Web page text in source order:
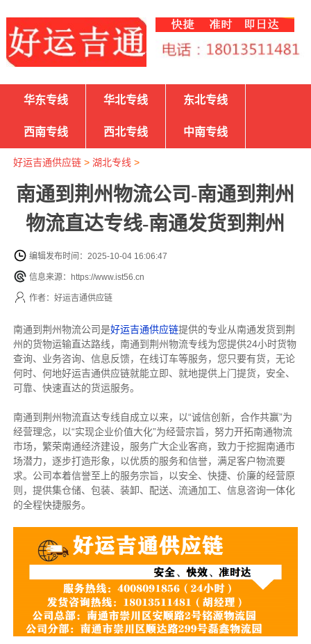
华东专线 华北专线 东北专线
西南专线 西北专线 中南专线
好运吉通供应链> 湖北专线 >
南通到荆州物流公司-南通到荆州
物流直达专线-南通发货到荆州
编辑发布时间：2025-10-04 16:06:47
信息来源：https://www.ist56.cn
作者：好运吉通供应链
南通到荆州物流公司是好运吉通供应链提供的专业从南通发货到荆
州的货物运输直达路线，南通到荆州物流专线为您提供24小时货物
查询、业务咨询、信息反馈，在线订车等服务，您只要有货，无论
何时、何地好运吉通供应链就能立即、就地提供上门提货，安全、
可靠、快速直达的货运服务。
南通到荆州物流直达专线自成立以来，以“诚信创新，合作共赢”为
经营理念，以“实现企业价值大化”为经营宗旨，努力开拓南通物流
市场，繁荣南通经济建设，服务广大企业客商，致力于挖掘南通市
场潜力，逐步打造形象，以优质的服务和信誉，满足客户物流要
求。公司本着信誉至上的服务宗旨，以安全、快捷、价廉的经营原
则，提供集仓储、包装、装卸、配送、流通加工、信息咨询一体化
的全程快捷服务。